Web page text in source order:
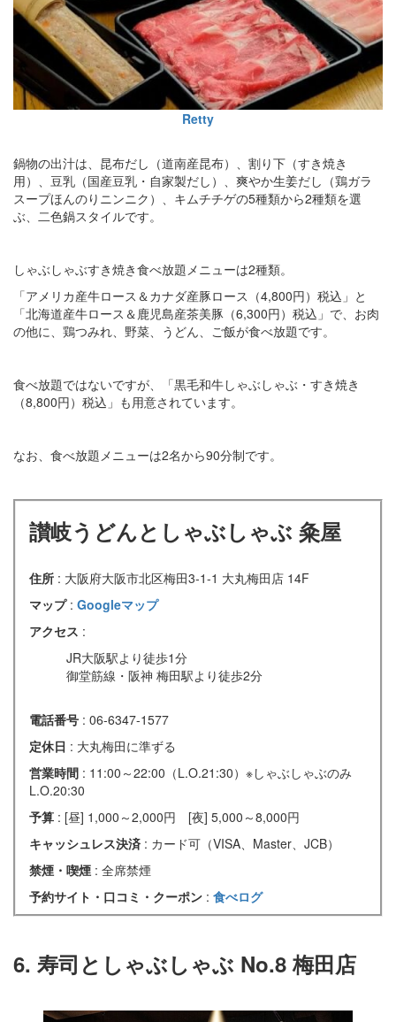
Retty
鍋物の出汁は、昆布だし（道南産昆布）、割り下（すき焼き
用）、豆乳（国産豆乳・自家製だし）、爽やか生姜だし（鶏ガラ
スープほんのりニンニク）、キムチチゲの5種類から2種類を選
ぶ、二色鍋スタイルです。
しゃぶしゃぶすき焼き食べ放題メニューは2種類。
「アメリカ産牛ロース＆カナダ産豚ロース（4,800円）税込」と
「北海道産牛ロース＆鹿児島産茶美豚（6,300円）税込」で、お肉
の他に、鶏つみれ、野菜、うどん、ご飯が食べ放題です。
食べ放題ではないですが、「黒毛和牛しゃぶしゃぶ・すき焼き
（8,800円）税込」も用意されています。
なお、食べ放題メニューは2名から90分制です。
讃岐うどんとしゃぶしゃぶ 粂屋
住所 : 大阪府大阪市北区梅田3-1-1 大丸梅田店 14F
マップ : Googleマップ
アクセス :
JR大阪駅より徒歩1分
御堂筋線・阪神 梅田駅より徒歩2分
電話番号 : 06-6347-1577
定休日 : 大丸梅田に準ずる
営業時間 : 11:00～22:00（L.O.21:30）※しゃぶしゃぶのみ
L.O.20:30
予算 : [昼] 1,000～2,000円 [夜] 5,000～8,000円
キャッシュレス決済 : カード可（VISA、Master、JCB）
禁煙・喫煙 : 全席禁煙
予約サイト・口コミ・クーポン : 食べログ
6. 寿司としゃぶしゃぶ No.8 梅田店